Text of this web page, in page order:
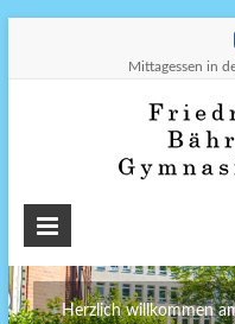
Mittagessen in
Herzlich willkommen